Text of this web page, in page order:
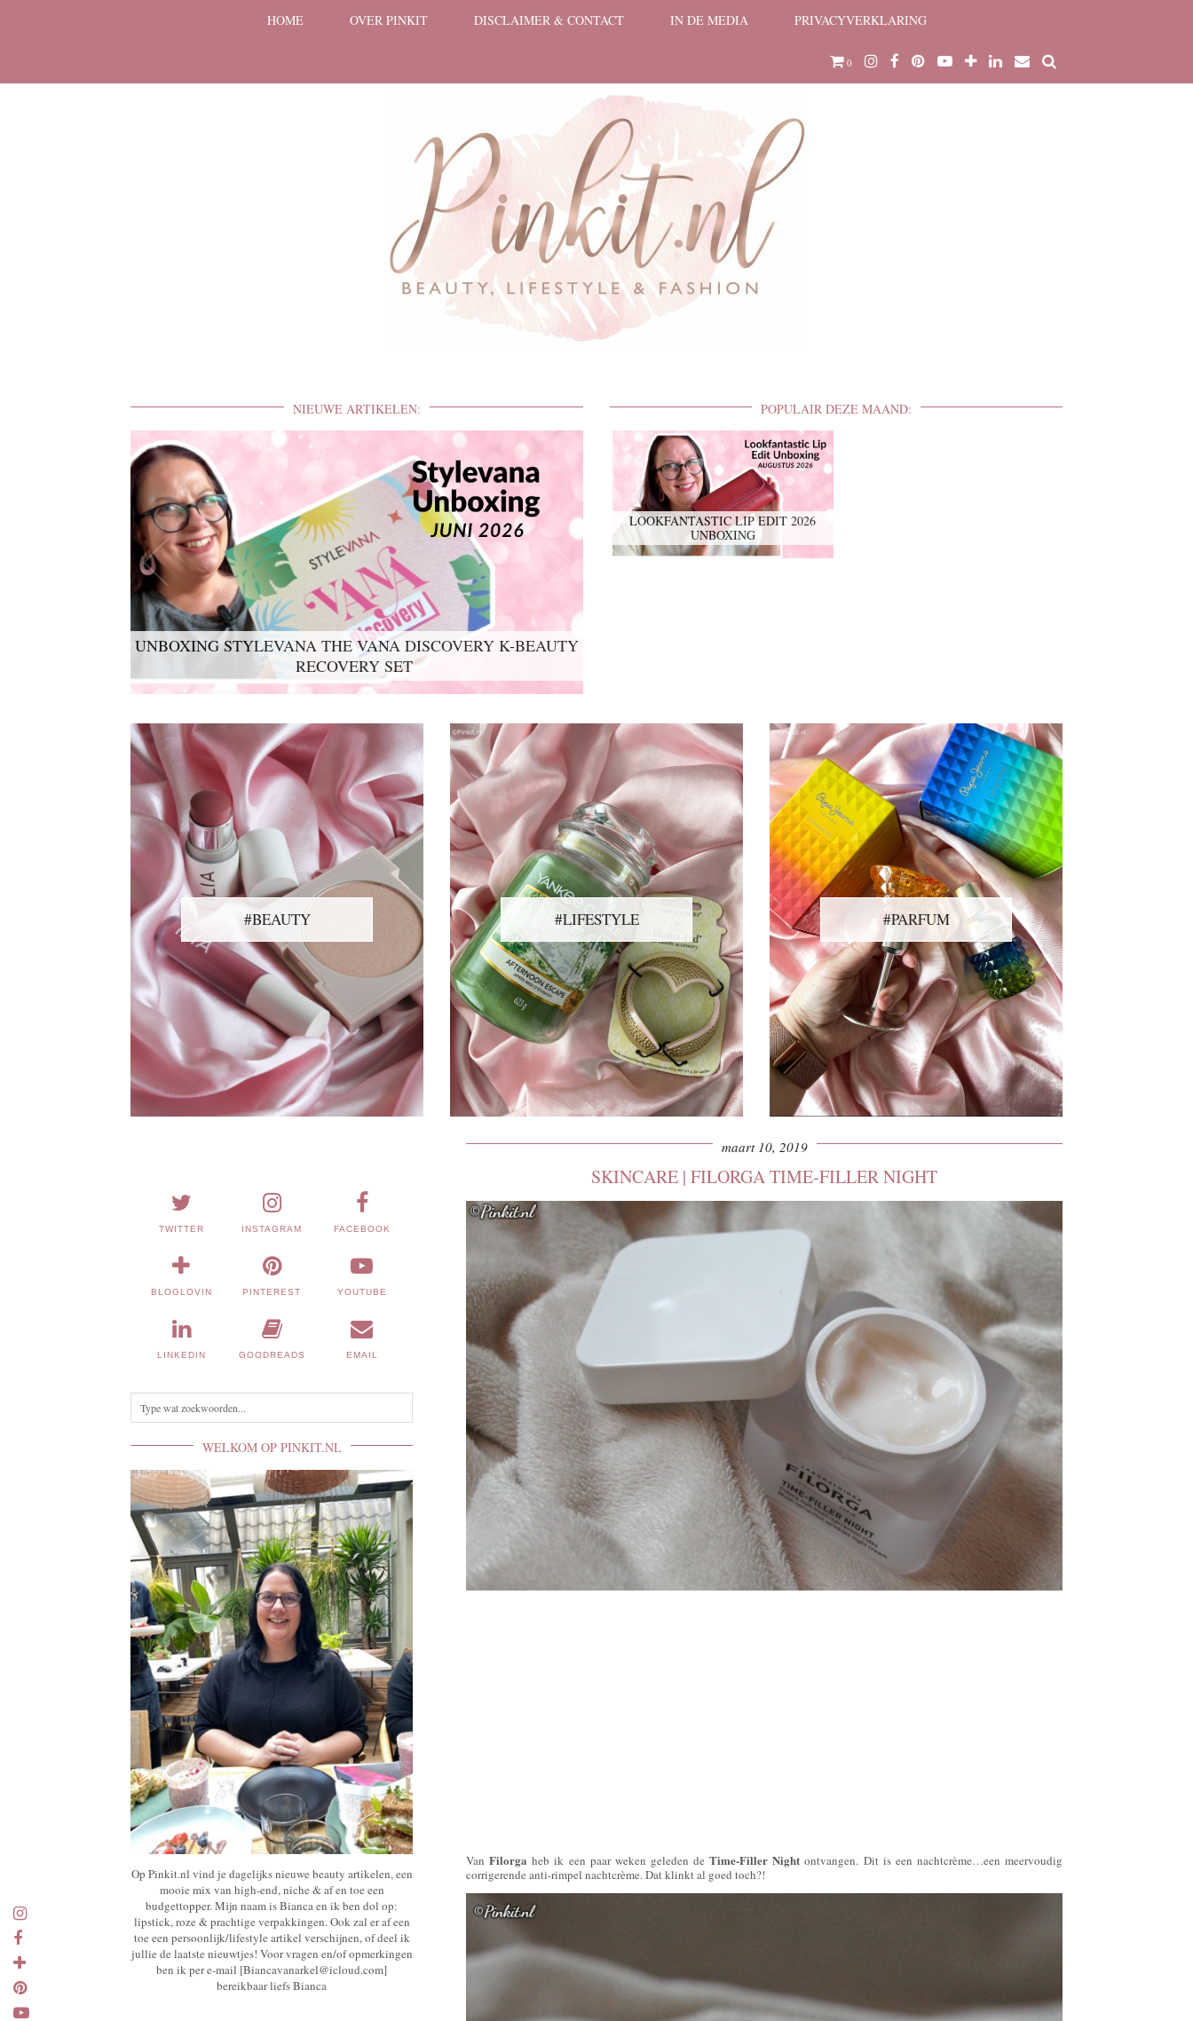
HOME OVER PINKIT DISCLAIMER & CONTACT IN DE MEDIA PRIVACYVERKLARING
0
POPULAIR DEZE MAAND:
LOOKFANTASTIC LIP EDIT 2026
UNBOXING
NIEUWE ARTIKELEN:
UNBOXING STYLEVANA THE VANA DISCOVERY K-BEAUTY
RECOVERY SET
#BEAUTY #LIFESTYLE #PARFUM
maart 10, 2019
SKINCARE | FILORGA TIME-FILLER NIGHT
VanFilorga heb ik een paar weken geleden deTime-Filler Night ontvangen. Dit is een nachtcrème…een meervoudig
corrigerende anti-rimpel nachtcrème. Dat klinkt al goed toch?!
TWITTER INSTAGRAM FACEBOOK
BLOGLOVIN PINTEREST YOUTUBE
LINKEDIN GOODREADS EMAIL
WELKOM OP PINKIT.NL
Op Pinkit.nl vind je dagelijks nieuwe beauty artikelen, een
mooie mix van high-end, niche & af en toe een
budgettopper. Mijn naam is Bianca en ik ben dol op:
lipstick, roze & prachtige verpakkingen. Ook zal er af een
toe een persoonlijk/lifestyle artikel verschijnen, of deel ik
jullie de laatste nieuwtjes! Voor vragen en/of opmerkingen
ben ik per e-mail [Biancavanarkel@icloud.com]
bereikbaar liefs Bianca